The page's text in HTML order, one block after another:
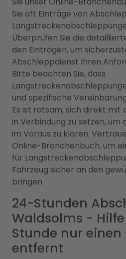
Sie oft Einträge von
Überprüfen Sie die
den Einträgen, um
Abschleppdienst Ihren
Bitte beachten Sie, dass
und spezifische
Es ist ratsam, sich direkt
in Verbindung zu setzen, um
im Voraus zu klären.
Online-Branchenbuch, um
für
Fahrzeug sicher an den
bringen.
24-Stunden
Waldsolms -
Stunde nur einen
entfernt